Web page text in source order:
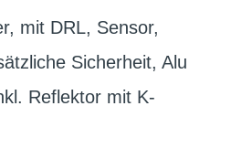
mit DRL, Sensor,
Sicherheit, Alu
Reflektor mit K-